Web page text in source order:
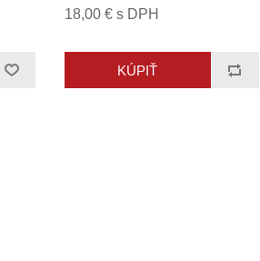
18,00 € s DPH